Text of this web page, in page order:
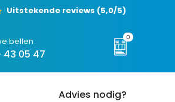
Uitstekende reviews (5,0/5)
bellen
43 05 47
0
Advies nodig?